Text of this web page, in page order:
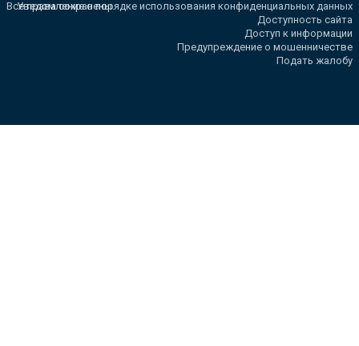
Все права сохранены.
Уведомление о порядке использования конфиденциальных данных
Доступность сайта
Доступ к информации
Предупреждение о мошенничестве
Подать жалобу